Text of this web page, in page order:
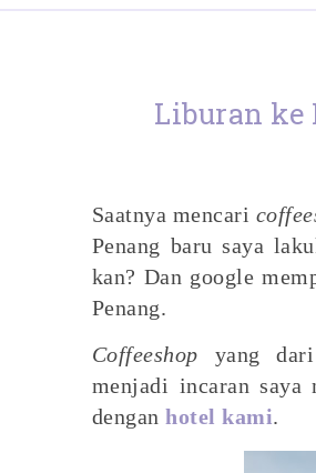
Liburan ke
Saatnya mencari
Penang baru saya
kan? Dan google
Penang.
Coffeeshop yang
menjadi incaran saya
denganhotel kami.